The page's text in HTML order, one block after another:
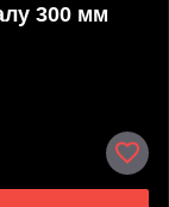
300 мм